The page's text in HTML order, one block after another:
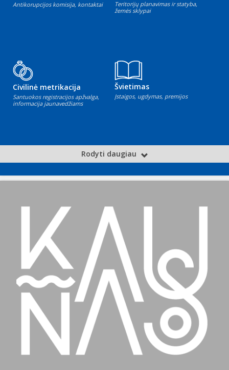
Antikorupcijos komisija, kontaktai
Teritorijų planavimas ir statyba,
žemės sklypai
Civilinė metrikacija
Santuokos registracijos apžvalga,
informacija jaunavedžiams
Švietimas
Įstaigos, ugdymas, premijos
Rodyti daugiau